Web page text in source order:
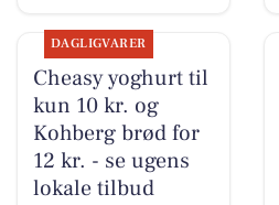
DAGLIGVARER
Cheasy yoghurt til
kun 10 kr. og
Kohberg brød for
12 kr. - se ugens
lokale tilbud